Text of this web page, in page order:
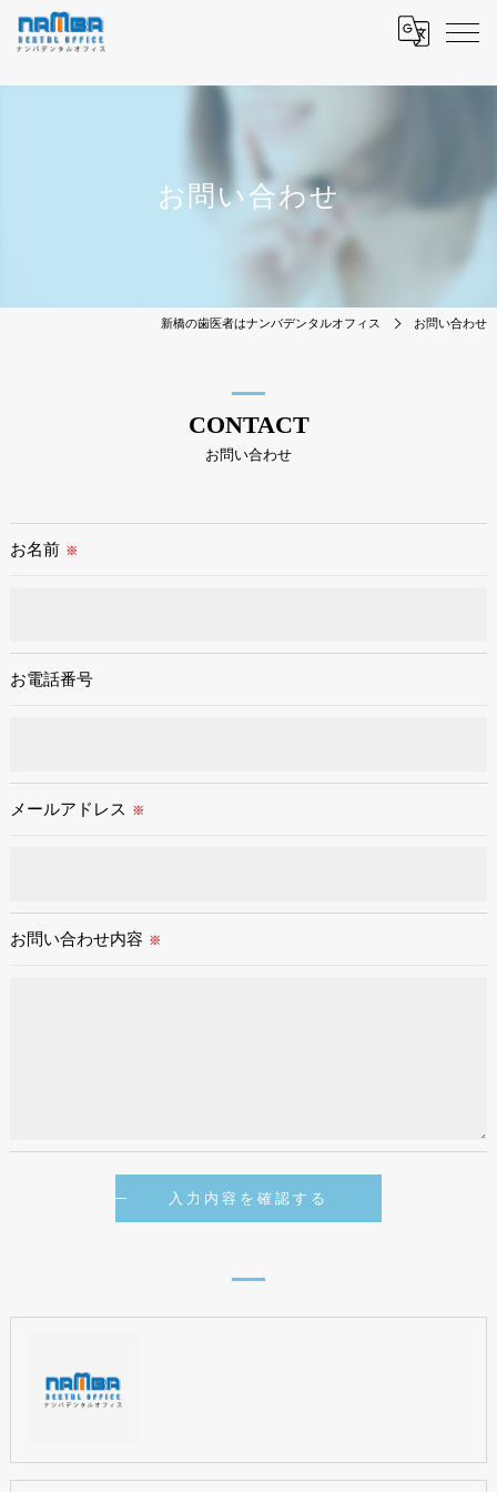
お問い合わせ
新橋の歯医者はナンバデンタルオフィス お問い合わせ
お問い合わせ
CONTACT
お名前 ※
お電話番号
メールアドレス ※
お問い合わせ内容 ※